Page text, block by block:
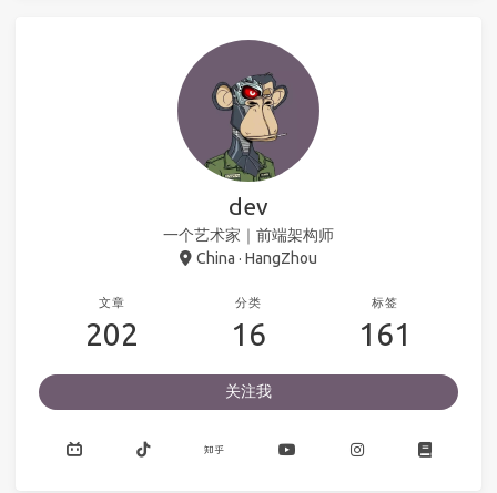
dev
一个艺术家｜前端架构师
China · HangZhou
文章
202
分类
16
标签
161
关注我